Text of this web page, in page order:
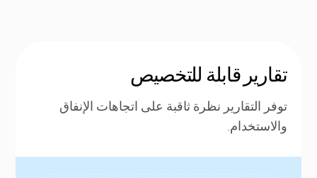
تقارير قابلة للتخصيص
توفر التقارير نظرة ثاقبة على اتجاهات الإنفاق
والاستخدام.